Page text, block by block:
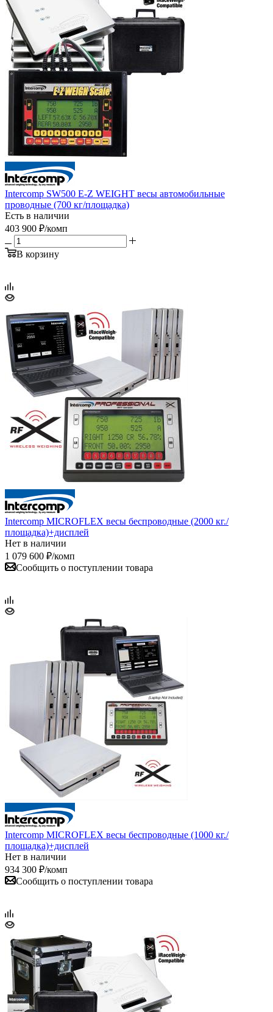
Intercomp SW500 E-Z WEIGHT весы автомобильные
проводные (700 кг/площадка)
Есть в наличии
403 900 ₽/комп
В корзину
Intercomp MICROFLEX весы беспроводные (2000 кг./
площадка)+дисплей
Нет в наличии
1 079 600 ₽/комп
Сообщить о поступлении товара
Intercomp MICROFLEX весы беспроводные (1000 кг./
площадка)+дисплей
Нет в наличии
934 300 ₽/комп
Сообщить о поступлении товара